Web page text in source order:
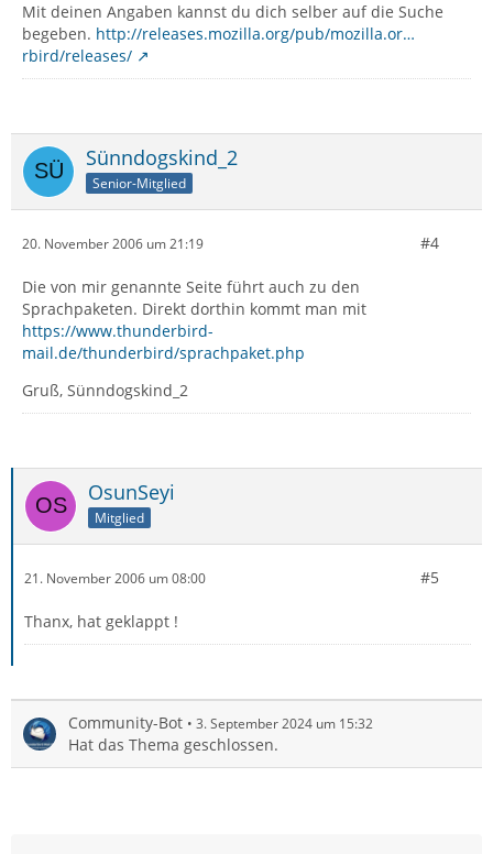
Mit deinen Angaben kannst du dich selber auf die Suche
begeben. http://releases.mozilla.org/pub/mozilla.or…
rbird/releases/
Sünndogskind_2
Senior-Mitglied
20. November 2006 um 21:19 #4
Die von mir genannte Seite führt auch zu den
Sprachpaketen. Direkt dorthin kommt man mit
https://www.thunderbird-
mail.de/thunderbird/sprachpaket.php
Gruß, Sünndogskind_2
OsunSeyi
Mitglied
21. November 2006 um 08:00 #5
Thanx, hat geklappt !
Community-Bot 3. September 2024 um 15:32
Hat das Thema geschlossen.